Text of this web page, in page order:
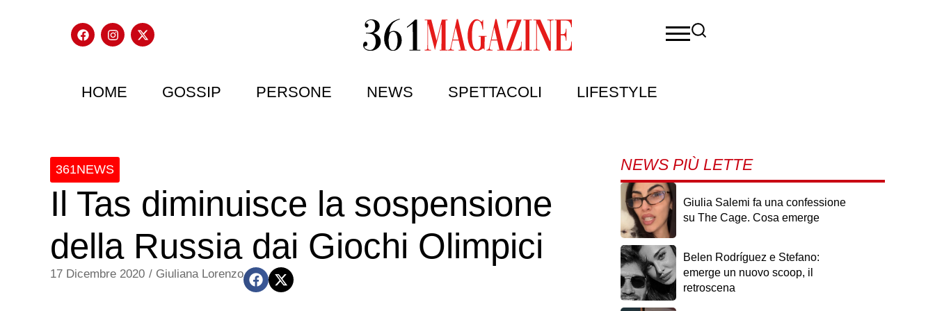
HOME GOSSIP PERSONE NEWS SPETTACOLI LIFESTYLE
361NEWS
Il Tas diminuisce la sospensione
della Russia dai Giochi Olimpici
17 Dicembre 2020 / Giuliana Lorenzo
NEWS PIÙ LETTE
Giulia Salemi fa una confessione
su The Cage. Cosa emerge
Belen Rodríguez e Stefano:
emerge un nuovo scoop, il
retroscena